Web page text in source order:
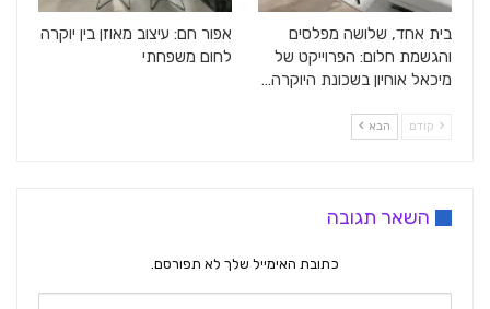
בית אחד, שלושה מפלסים
והגשמת חלום: הפרוייקט של
מיכאל אוחיון בשכונת היוקרה…
אפור חם: עיצוב מאוזן בין יוקרה
לחום משפחתי
קודם הבא
השאר תגובה
כתובת האימייל שלך לא תפורסם.